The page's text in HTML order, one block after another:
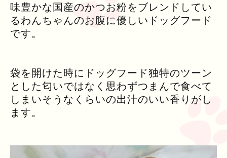
味豊かな国産のかつお粉をブレンドしてい
るわんちゃんのお腹に優しいドッグフード
です。
袋を開けた時にドッグフード独特のツーン
とした匂いではなく思わずつまんで食べて
しまいそうなくらいの出汁のいい香りがし
ます。